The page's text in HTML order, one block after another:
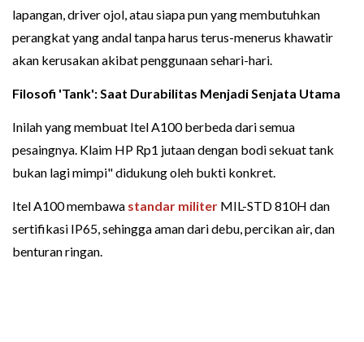
lapangan, driver ojol, atau siapa pun yang membutuhkan
perangkat yang andal tanpa harus terus-menerus khawatir
akan kerusakan akibat penggunaan sehari-hari.
Filosofi 'Tank': Saat Durabilitas Menjadi Senjata Utama
Inilah yang membuat Itel A100 berbeda dari semua
pesaingnya. Klaim HP Rp1 jutaan dengan bodi sekuat tank
bukan lagi mimpi" didukung oleh bukti konkret.
Itel A100 membawa standar militer MIL-STD 810H dan
sertifikasi IP65, sehingga aman dari debu, percikan air, dan
benturan ringan.